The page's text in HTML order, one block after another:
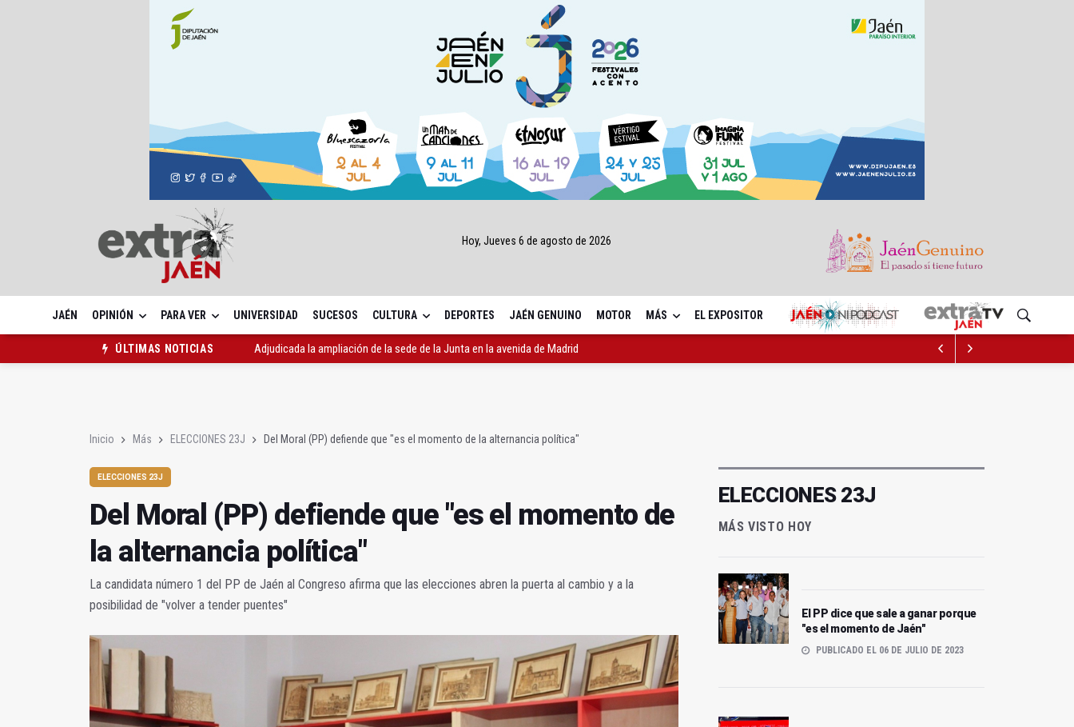
Hoy, Jueves 6 de agosto de 2026
JAÉN OPINIÓN PARA VER UNIVERSIDAD SUCESOS CULTURA DEPORTES JAÉN GENUINO MOTOR MÁS EL EXPOSITOR
ÚLTIMAS NOTICIAS
Adjudicada la ampliación de la sede de la Junta en la avenida de Madrid
Inicio Más ELECCIONES 23J Del Moral (PP) defiende que "es el momento de la alternancia política"
ELECCIONES 23J
Del Moral (PP) defiende que "es el momento de
la alternancia política"
La candidata número 1 del PP de Jaén al Congreso afirma que las elecciones abren la puerta al cambio y a la
posibilidad de "volver a tender puentes"
ELECCIONES 23J
MÁS VISTO HOY
El PP dice que sale a ganar porque
"es el momento de Jaén"
PUBLICADO EL 06 DE JULIO DE 2023